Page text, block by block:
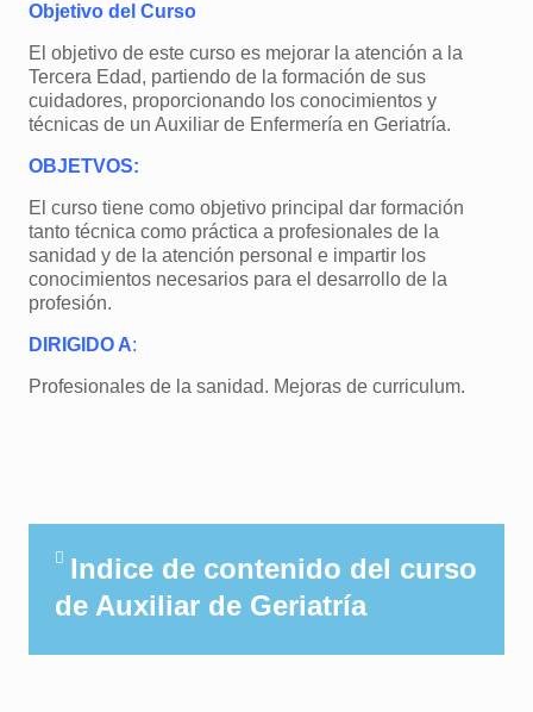
Objetivo del Curso
El objetivo de este curso es mejorar la atención a la
Tercera Edad, partiendo de la formación de sus
cuidadores, proporcionando los conocimientos y
técnicas de un Auxiliar de Enfermería en Geriatría.
OBJETVOS:
El curso tiene como objetivo principal dar formación
tanto técnica como práctica a profesionales de la
sanidad y de la atención personal e impartir los
conocimientos necesarios para el desarrollo de la
profesión.
DIRIGIDO A:
Profesionales de la sanidad. Mejoras de curriculum.
Indice de contenido del curso
de Auxiliar de Geriatría